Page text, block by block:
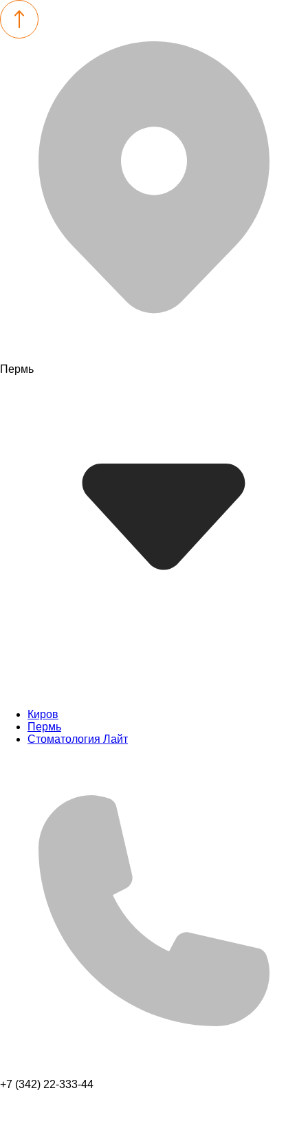
Пермь
Киров
Пермь
Стоматология Лайт
+7 (342) 22-333-44